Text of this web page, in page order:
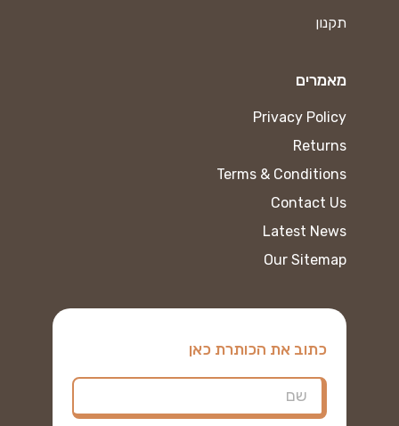
תקנון
מאמרים
Privacy Policy
Returns
Terms & Conditions
Contact Us
Latest News
Our Sitemap
כתוב את הכותרת כאן